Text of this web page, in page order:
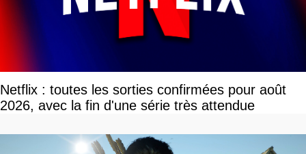
Netflix : toutes les sorties confirmées pour août
2026, avec la fin d'une série très attendue